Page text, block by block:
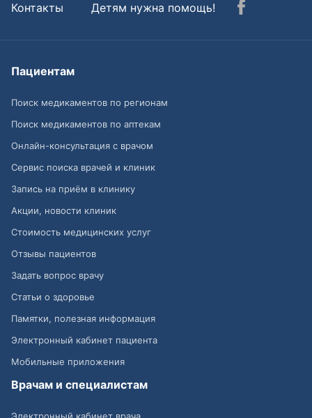
Контакты
Детям нужна помощь!
Пациентам
Поиск медикаментов по регионам
Поиск медикаментов по аптекам
Онлайн-консультация с врачом
Сервис поиска врачей и клиник
Запись на приём в клинику
Акции, новости клиник
Стоимость медицинских услуг
Отзывы пациентов
Задать вопрос врачу
Статьи о здоровье
Памятки, полезная информация
Электронный кабинет пациента
Мобильные приложения
Врачам и специалистам